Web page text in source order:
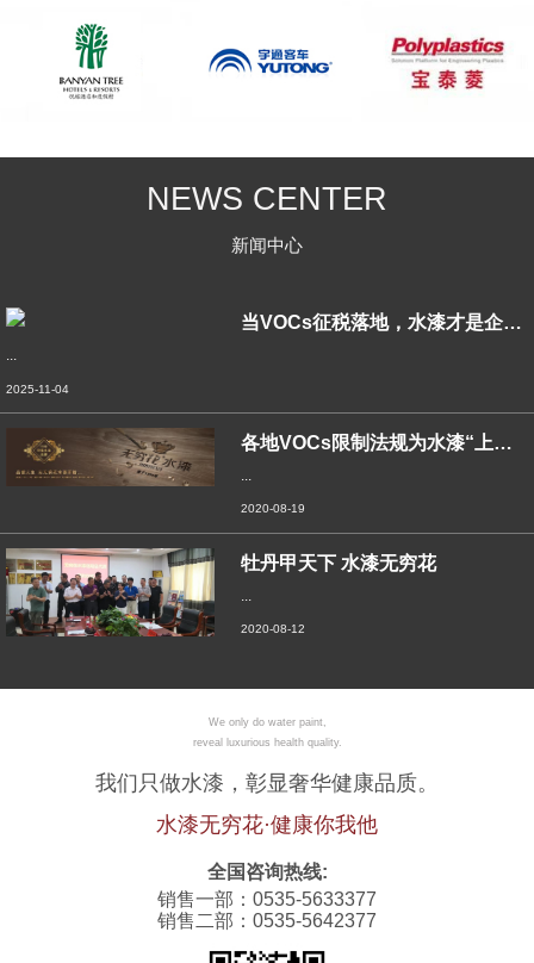
NEWS CENTER
新闻中心
当VOCs征税落地，水漆才是企业绿色转型
2025-11-04
各地VOCs限制法规为水漆“上位”铺路，
2020-08-19
牡丹甲天下 水漆无穷花
2020-08-12
We only do water paint,
reveal luxurious health quality.
我们只做水漆，彰显奢华健康品质。
水漆无穷花·健康你我他
全国咨询热线:
销售一部：0535-5633377
销售二部：0535-5642377